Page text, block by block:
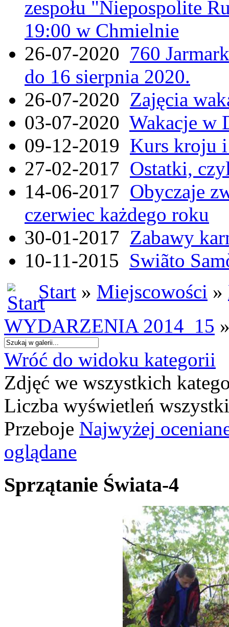
zespołu "Niepospolite
19:00 w Chmielnie
26-07-2020 760
do 16 sierpnia 2020.
26-07-2020 Zajęcia
03-07-2020 Wakacje w
09-12-2019 Kurs kroju i
27-02-2017 Ostatki,
14-06-2017 Obyczaje
czerwiec każdego roku
30-01-2017 Zabawy
10-11-2015 Swiãto
Start » Miejscowości »
WYDARZENIA 2014_15
Wróć do widoku kategorii
Zdjęć we wszystkich
Liczba wyświetleń
Przeboje Najwyżej
oglądane
Sprzątanie Świata-4